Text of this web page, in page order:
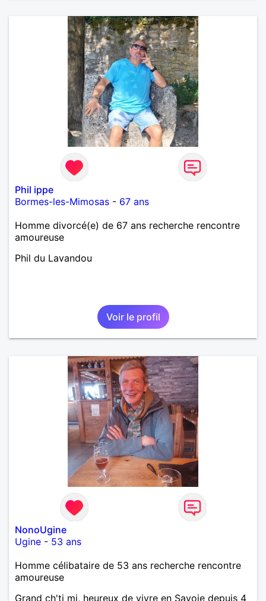
Phil ippe
Bormes-les-Mimosas - 67 ans
Homme divorcé(e) de 67 ans recherche rencontre
amoureuse
Phil du Lavandou
Voir le profil
NonoUgine
Ugine - 53 ans
Homme célibataire de 53 ans recherche rencontre
amoureuse
Grand ch'ti mi, heureux de vivre en Savoie depuis 4